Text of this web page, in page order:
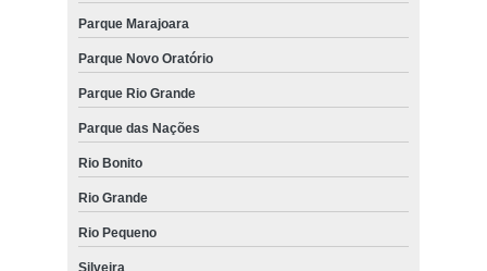
Parque Marajoara
Parque Novo Oratório
Parque Rio Grande
Parque das Nações
Rio Bonito
Rio Grande
Rio Pequeno
Silveira